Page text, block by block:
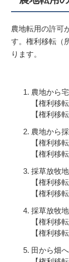
農地転用の許可
す。権利移転（
ります。
農地から
【権利移
【権利移
農地から
【権利移
【権利移
採草放牧
【権利移
【権利移
採草放牧
【権利移
【権利移
田から畑へ